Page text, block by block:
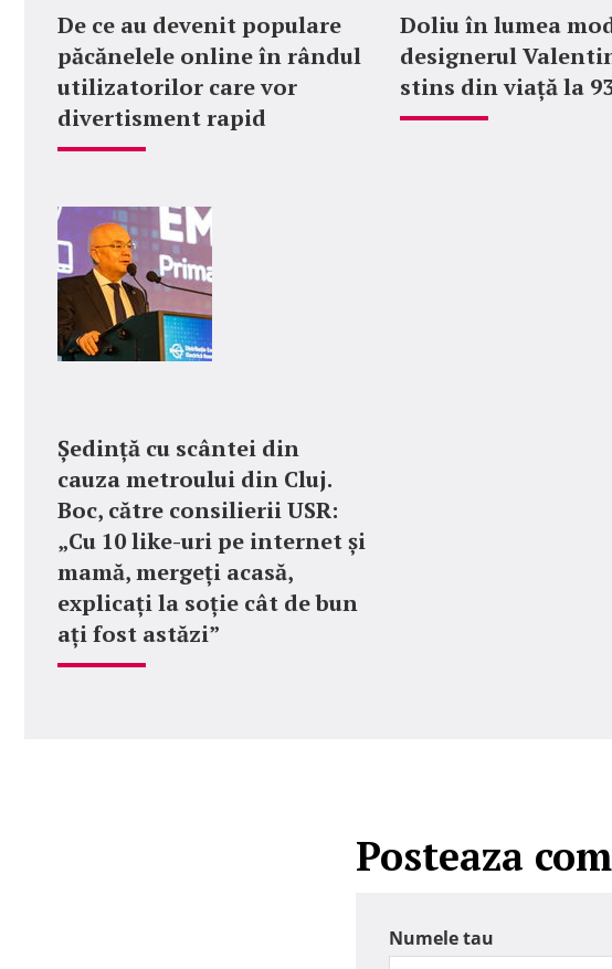
De ce au devenit populare
păcănelele online în rândul
utilizatorilor care vor
divertisment rapid
Doliu în lumea
designerul
stins din viață la
Ședință cu scântei din
cauza metroului din Cluj.
Boc, către consilierii USR:
„Cu 10 like-uri pe internet și
mamă, mergeți acasă,
explicați la soție cât de bun
ați fost astăzi”
Posteaza
Numele tau